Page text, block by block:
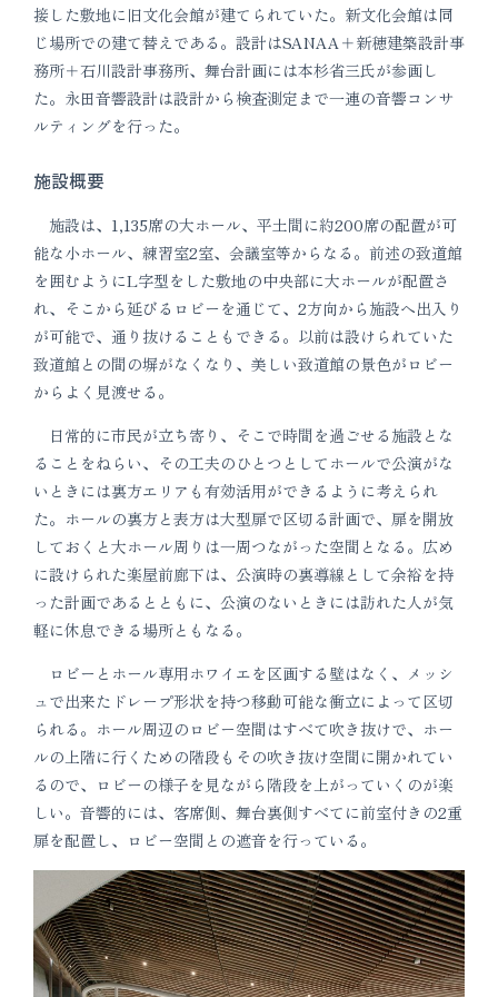
接した敷地に旧文化会館が建てられていた。新文化会館は同
じ場所での建て替えである。設計はSANAA＋新穂建築設計事
務所＋石川設計事務所、舞台計画には本杉省三氏が参画し
た。永田音響設計は設計から検査測定まで一連の音響コンサ
ルティングを行った。
施設概要
施設は、1,135席の大ホール、平土間に約200席の配置が可
能な小ホール、練習室2室、会議室等からなる。前述の致道館
を囲むようにL字型をした敷地の中央部に大ホールが配置さ
れ、そこから延びるロビーを通じて、2方向から施設へ出入り
が可能で、通り抜けることもできる。以前は設けられていた
致道館との間の塀がなくなり、美しい致道館の景色がロビー
からよく見渡せる。
日常的に市民が立ち寄り、そこで時間を過ごせる施設とな
ることをねらい、その工夫のひとつとしてホールで公演がな
いときには裏方エリアも有効活用ができるように考えられ
た。ホールの裏方と表方は大型扉で区切る計画で、扉を開放
しておくと大ホール周りは一周つながった空間となる。広め
に設けられた楽屋前廊下は、公演時の裏導線として余裕を持
った計画であるとともに、公演のないときには訪れた人が気
軽に休息できる場所ともなる。
ロビーとホール専用ホワイエを区画する壁はなく、メッシ
ュで出来たドレープ形状を持つ移動可能な衝立によって区切
られる。ホール周辺のロビー空間はすべて吹き抜けで、ホー
ルの上階に行くための階段もその吹き抜け空間に開かれてい
るので、ロビーの様子を見ながら階段を上がっていくのが楽
しい。音響的には、客席側、舞台裏側すべてに前室付きの2重
扉を配置し、ロビー空間との遮音を行っている。